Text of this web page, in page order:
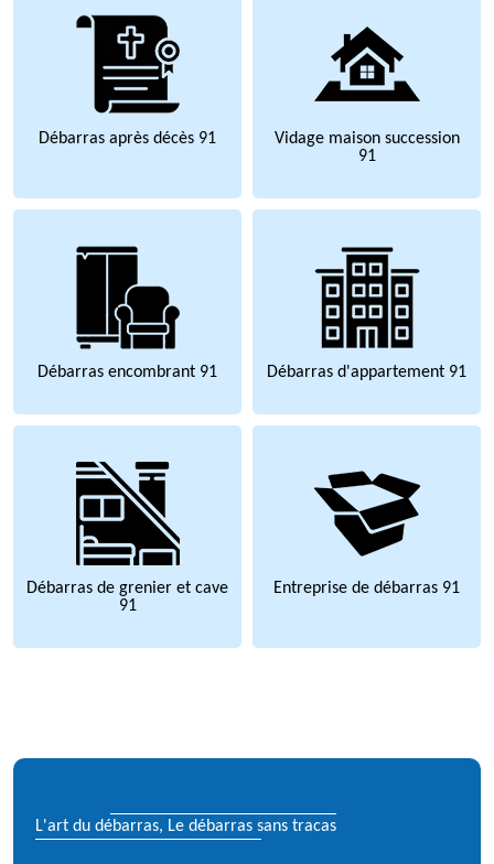
Débarras après décès 91
Vidage maison succession
91
Débarras encombrant 91 Débarras d'appartement 91
Débarras de grenier et cave
91
Entreprise de débarras 91
L'art du débarras, Le débarras sans tracas